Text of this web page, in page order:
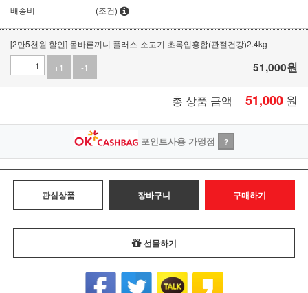
배송비
(조건)
[2만5천원 할인] 올바른끼니 플러스-소고기 초록입홍합(관절건강)2.4kg
+1
-1 51,000원
총 상품 금액 51,000 원
포인트사용 가맹점 ?
관심상품 장바구니 구매하기
선물하기